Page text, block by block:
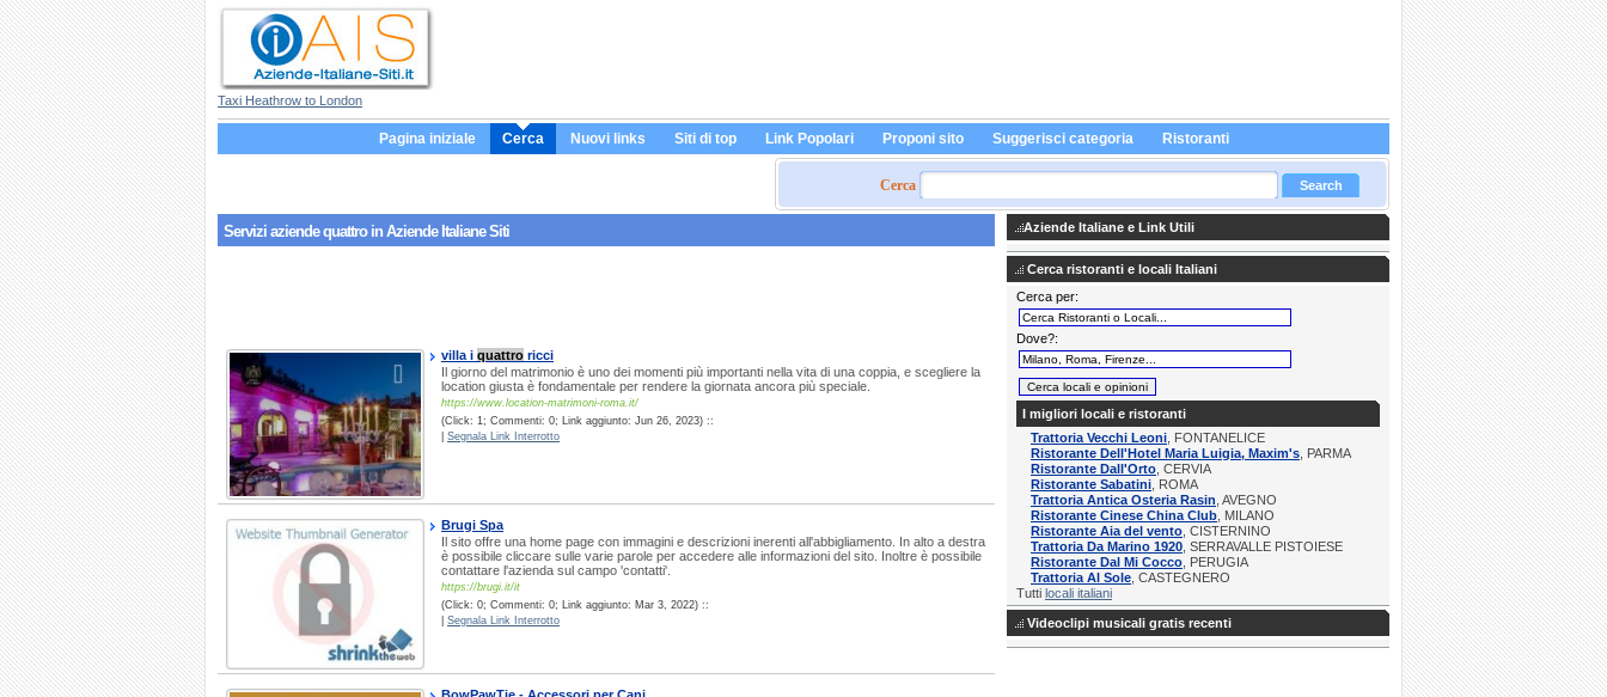
Taxi Heathrow to London
Pagina iniziale Cerca Nuovi links Siti di top Link Popolari Proponi sito Suggerisci categoria Ristoranti
Cerca
Servizi aziendequattroin Aziende Italiane Siti
villa i quattro ricci
Il giorno del matrimonio è uno dei momenti più importanti nella vita di una coppia, e scegliere la
location giusta è fondamentale per rendere la giornata ancora più speciale.
https://www.location-matrimoni-roma.it/
(Click: 1; Commenti: 0; Link aggiunto: Jun 26, 2023) ::
Segnala Link Interrotto
Brugi Spa
Il sito offre una home page con immagini e descrizioni inerenti all'abbigliamento. In alto a destra
è possibile cliccare sulle varie parole per accedere alle informazioni del sito. Inoltre è possibile
contattare l'azienda sul campo 'contatti'.
https://brugi.it/it
(Click: 0; Commenti: 0; Link aggiunto: Mar 3, 2022) ::
Segnala Link Interrotto
Aziende Italiane e Link Utili
Cerca ristoranti e locali Italiani
Cerca per:
Dove?:
I migliori locali e ristoranti
Trattoria Vecchi Leoni , FONTANELICE
Ristorante Dell'Hotel Maria Luigia, Maxim's , PARMA
Ristorante Dall'Orto , CERVIA
Ristorante Sabatini , ROMA
Trattoria Antica Osteria Rasin , AVEGNO
Ristorante Cinese China Club , MILANO
Ristorante Aia del vento , CISTERNINO
Trattoria Da Marino 1920 , SERRAVALLE PISTOIESE
Ristorante Dal Mi Cocco , PERUGIA
Trattoria Al Sole , CASTEGNERO
Tutti locali italiani
Videoclipi musicali gratis recenti